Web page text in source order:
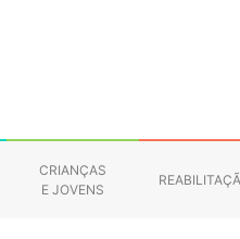
CRIANÇAS
E JOVENS